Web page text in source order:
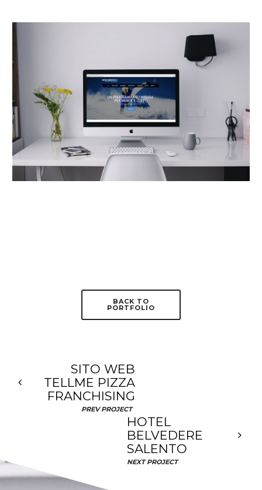
BACK TO
PORTFOLIO
SITO WEB
TELLME PIZZA
FRANCHISING
PREV PROJECT
HOTEL
BELVEDERE
SALENTO
NEXT PROJECT